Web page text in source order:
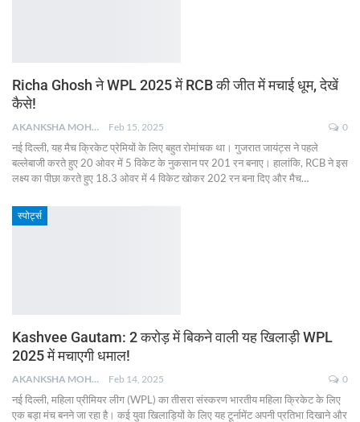
Richa Ghosh ने WPL 2025 में RCB की जीत में मचाई धूम, देखें
कैसे!
AKANKSHA MOHAN Feb 15, 2025 0
नई दिल्ली, यह मैच क्रिकेट प्रेमियों के लिए बहुत रोमांचक था। गुजरात जायंट्स ने पहले
बल्लेबाजी करते हुए 20 ओवर में 5 विकेट के नुकसान पर 201 रन बनाए। हालांकि, RCB ने इस
लक्ष्य का पीछा करते हुए 18.3 ओवर में 4 विकेट खोकर 202 रन बना दिए और मैच…
स्पोर्ट्स
Kashvee Gautam: 2 करोड़ में बिकने वाली यह खिलाड़ी WPL
2025 में मचाएगी धमाल!
AKANKSHA MOHAN Feb 14, 2025 0
नई दिल्ली, महिला प्रीमियर लीग (WPL) का तीसरा संस्करण भारतीय महिला क्रिकेट के लिए
एक बड़ा मंच बनने जा रहा है। कई युवा खिलाड़ियों के लिए यह टूर्नामेंट अपनी प्रतिभा दिखाने और